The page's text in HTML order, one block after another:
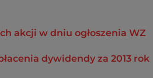
akcji w dniu ogłoszenia WZ
dywidendy za 2013 rok